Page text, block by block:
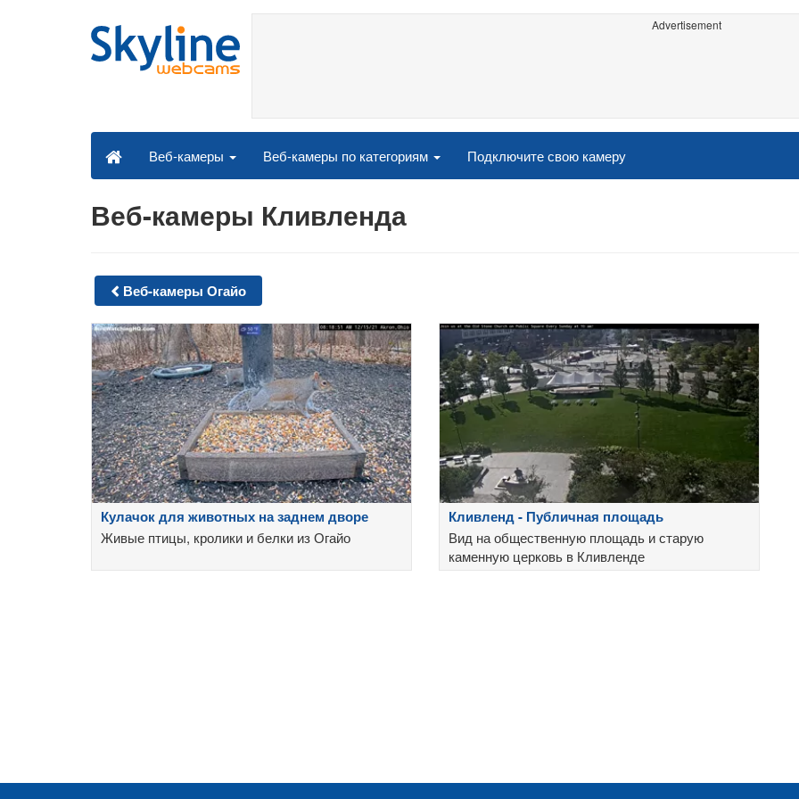
Advertisement
Веб-камеры Веб-камеры по категориям Подключите свою камеру
Веб-камеры Кливленда
Веб-камеры Огайо
Кулачок для животных на заднем дворе
Живые птицы, кролики и белки из Огайо
Кливленд - Публичная площадь
Вид на общественную площадь и старую
каменную церковь в Кливленде